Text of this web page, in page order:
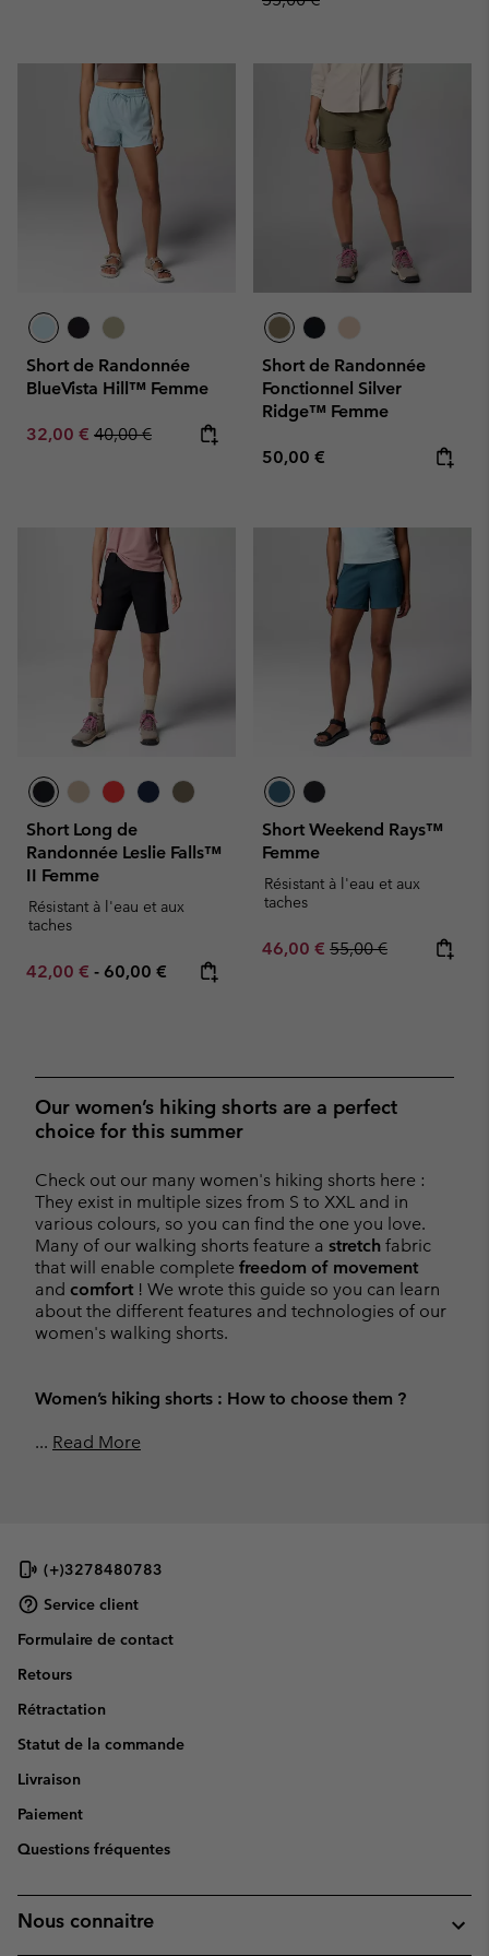
Short de Randonnée
BlueVista Hill™ Femme
Sale price:
32,00 € Regular price:
40,00 €
Short de Randonnée
Fonctionnel Silver
Ridge™ Femme
Regular price:
50,00 €
Short Long de
Randonnée Leslie Falls™
II Femme
Résistant à l'eau et aux
taches
Minimum sale price:
42,00 € - Maximum price:
60,00 €
Short Weekend Rays™
Femme
Résistant à l'eau et aux
taches
Sale price:
46,00 € Regular price:
55,00 €
Our women’s hiking shorts are a perfect
choice for this summer
Check out our many women's hiking shorts here :
They exist in multiple sizes from S to XXL and in
various colours, so you can find the one you love.
Many of our walking shorts feature a stretch fabric
that will enable complete freedom of movement
and comfort ! We wrote this guide so you can learn
about the different features and technologies of our
women's walking shorts.
Women’s hiking shorts : How to choose them ?
... Read More
(+)3278480783
Service client
Formulaire de contact
Retours
Rétractation
Statut de la commande
Livraison
Paiement
Questions fréquentes
Nous connaitre